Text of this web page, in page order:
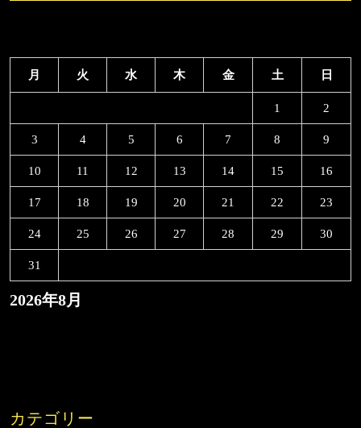
2026年8月
月 火 水 木 金 土 日
1 2
3 4 5 6 7 8 9
10 11 12 13 14 15 16
17 18 19 20 21 22 23
24 25 26 27 28 29 30
31
カテゴリー